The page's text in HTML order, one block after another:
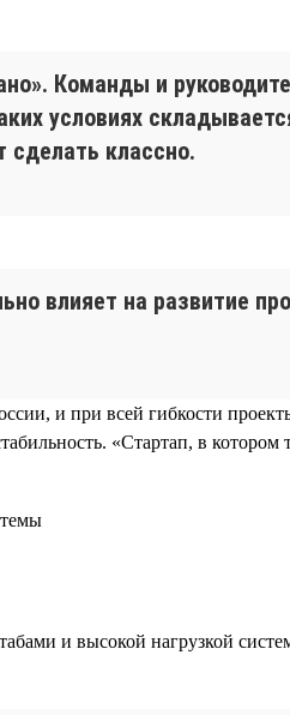
Команды и
условиях
сделать классно.
влияет на развитие
и при всей гибкости
«Стартап, в
и высокой нагрузкой